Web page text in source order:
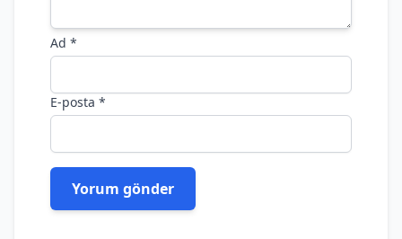
Ad *
E-posta *